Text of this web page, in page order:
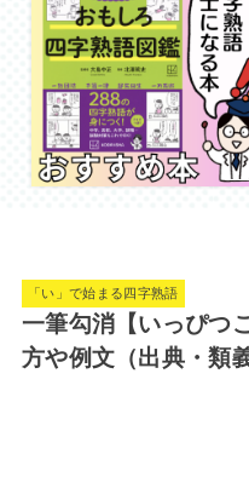
「い」で始まる四字熟語
一筆勾消【いっぴつ
方や例文（出典・類